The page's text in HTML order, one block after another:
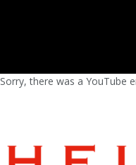
Sorry, there was a YouTube